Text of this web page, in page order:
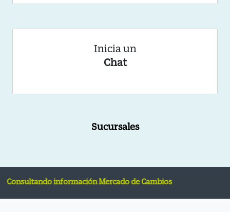
Inicia un
Chat
Sucursales
información Mercado de Cambios